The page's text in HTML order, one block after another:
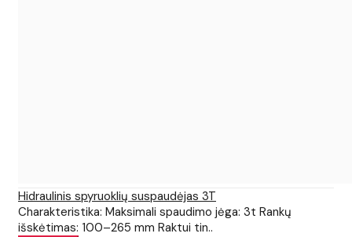
Hidraulinis spyruoklių suspaudėjas 3T
Charakteristika: Maksimali spaudimo jėga: 3t Rankų
išskėtimas: 100–265 mm Raktui tin..